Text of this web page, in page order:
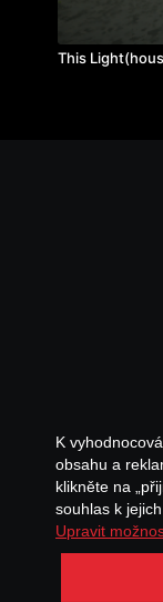
This
K
obsahu a
klikněte na
souhlas k
Upravit